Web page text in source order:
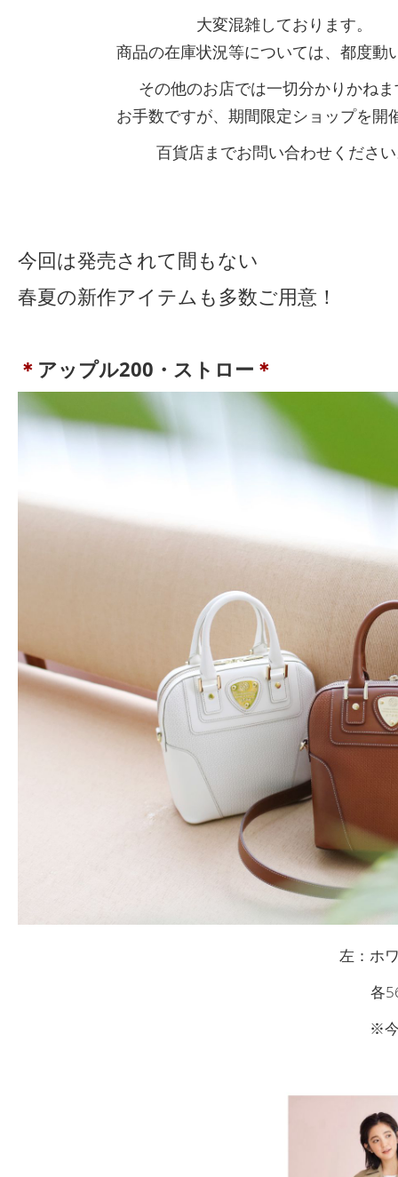
大変混雑しております。
商品の在庫状況等については、都度動
その他のお店では一切分かりかね
お手数ですが、期間限定ショップを開
百貨店までお問い合わせくださ
今回は発売されて間もない
春夏の新作アイテムも多数ご用意！
＊ アップル200・ストロー ＊
左：ホ
各
※